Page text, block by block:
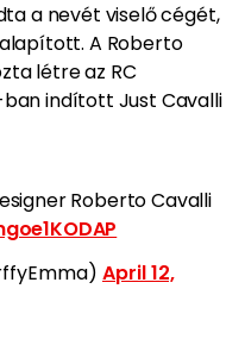
a nevét viselő cégét,
A Roberto
létre az RC
indított Just Cavalli
Roberto Cavalli
April 12,